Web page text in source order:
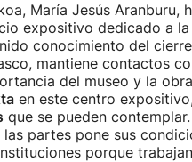
María Jesús Aranburu,
expositivo dedicado a
conocimiento del
mantiene contactos
del museo y la
en este centro
que se pueden
partes pone sus
porque